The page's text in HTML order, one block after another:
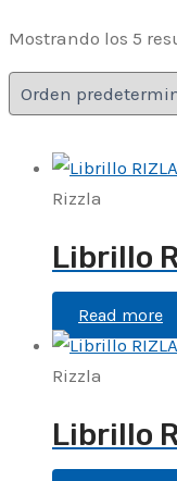
Mostrando los 5
Rizzla
Librillo
Read more
Rizzla
Librillo